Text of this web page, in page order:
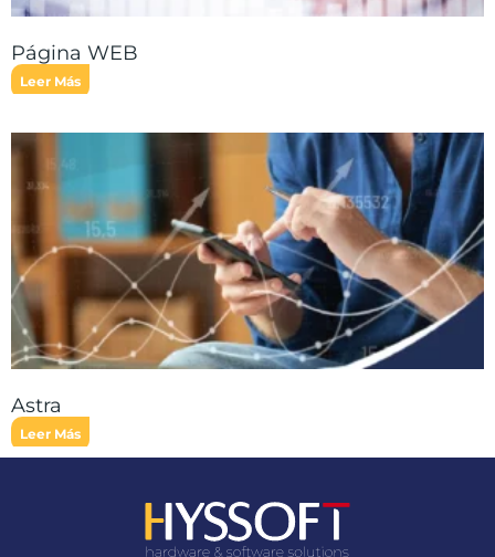
Página WEB
Leer Más
Astra
Leer Más